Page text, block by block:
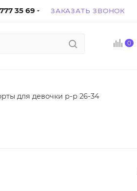
35 69 ЗАКАЗАТЬ ЗВОНОК
0
для девочки р-р 26-34